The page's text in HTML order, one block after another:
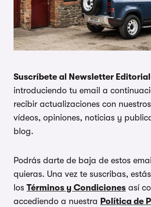
Suscríbete al Newsletter
introduciendo tu email a
recibir actualizaciones con
vídeos, opiniones, noticias y
blog.
Podrás darte de baja de estos
quieras. Una vez te suscribas,
los Términos y Condiciones así
accediendo a nuestra Política de